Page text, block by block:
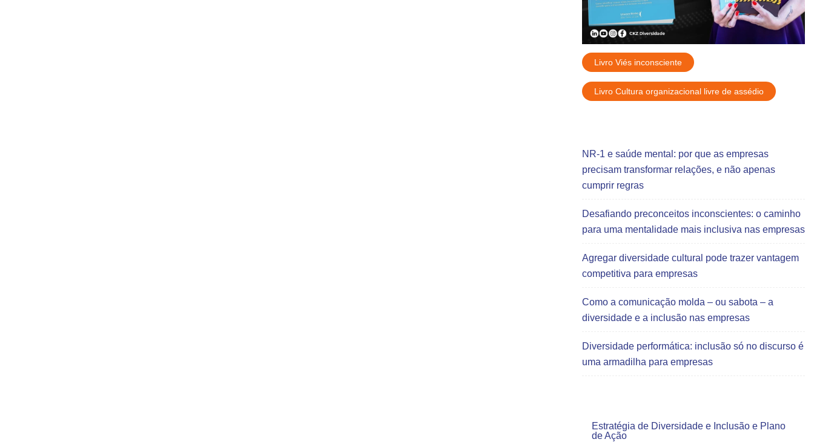
Livro Viés inconsciente
Livro Cultura organizacional livre de assédio
NR-1 e saúde mental: por que as empresas
precisam transformar relações, e não apenas
cumprir regras
Desafiando preconceitos inconscientes: o caminho
para uma mentalidade mais inclusiva nas empresas
Agregar diversidade cultural pode trazer vantagem
competitiva para empresas
Como a comunicação molda – ou sabota – a
diversidade e a inclusão nas empresas
Diversidade performática: inclusão só no discurso é
uma armadilha para empresas
Estratégia de Diversidade e Inclusão e Plano
de Ação